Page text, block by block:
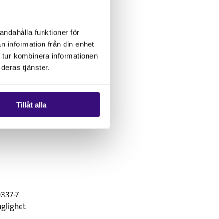
funktioner för
information från din enhet
kombinera informationen
tjänster.
Tillåt alla
7